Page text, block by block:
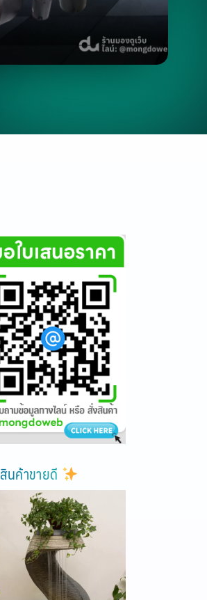
สินค้าขายดี